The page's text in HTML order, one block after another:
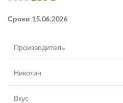
Сроки 15.06.2026
Производитель
Никотин
Вкус